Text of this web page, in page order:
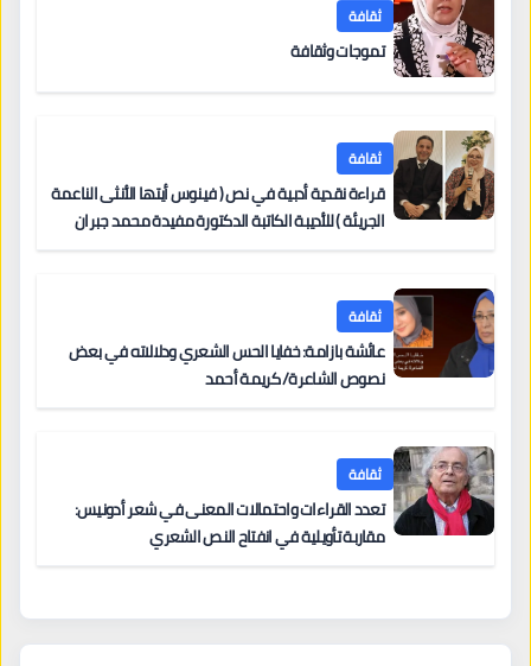
ثقافة
تموجات وثقافة
ثقافة
قراءة نقدية أدبية في نص ( فينوس أيتها الأنثى الناعمة
الجريئة ) للأديبة الكاتبة الدكتورة مفيدة محمد جبران
ثقافة
عائشة بازامة: خفايا الحس الشعري ودلالاته في بعض
نصوص الشاعرة/ كريمة أحمد
ثقافة
تعدد القراءات واحتمالات المعنى في شعر أدونيس:
مقاربة تأويلية في انفتاح النص الشعري